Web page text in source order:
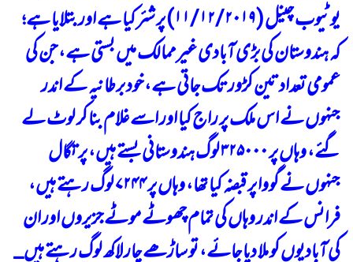
یوٹیوب چینل (۱۱/۱۲/۲۰۱۹) پر شئر کیا ہے اور بتلایا ہے؛
کہ ہندوستان کی بڑی آبادی غیر ممالک میں بستی ہے، جن کی
عمومی تعداد تین کڑور تک جاتی ہے، خود برطانیہ کے اندر
جنہوں نے اس ملک پر راج کیا اور اسے غلام بنا کر لوٹ لے
گئے، وہاں پر ۳۲۵۰۰۰ لوگ ہندوستانی بستے ہیں، پرتگال
جنہوں نے گووا پر قبضہ کیا تھا، وہاں پر ۷۲۴۴ لوگ رہتے ہیں،
فرانس کے اندر وہاں کی تمام چھوٹے موٹے جزیروں اور ان
کی آبادیوں کو ملا دیا جائے، تو ساڑھے چار لاکھ لوگ رہتے ہیں_